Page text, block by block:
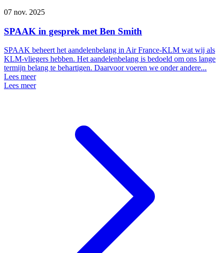
07 nov. 2025
SPAAK in gesprek met Ben Smith
SPAAK beheert het aandelenbelang in Air France-KLM wat wij als
KLM-vliegers hebben. Het aandelenbelang is bedoeld om ons lange
termijn belang te behartigen. Daarvoor voeren we onder andere...
Lees meer
Lees meer